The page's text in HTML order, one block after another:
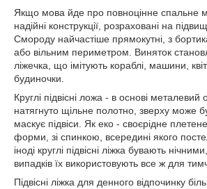
Якщо мова йде про повноцінне спальне
надійні конструкції, розраховані на
Смороду найчастіше прямокутні, з
або вільним периметром. Виняток
ліжечка, що імітують кораблі, машини,
будиночки.
Круглі підвісні ложа - в основі металевий
натягнуто щільне полотно, зверху може
маскує підвіси. Як еко - своєрідне
форми, зі спинкою, всередині якого
іноді круглі підвісні ліжка бувають
випадків їх використовують все ж для
Підвісні ліжка для денного відпочинку